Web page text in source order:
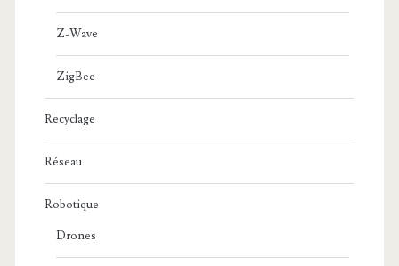
Z-Wave
ZigBee
Recyclage
Réseau
Robotique
Drones